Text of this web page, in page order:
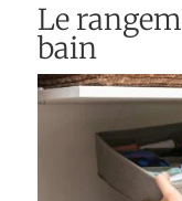
Le
bain